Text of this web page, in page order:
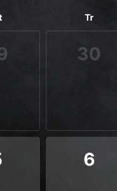
Tr
30
6